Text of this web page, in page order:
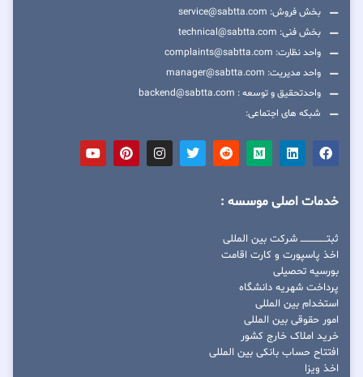
بخش فروش: service@sabtta.com
بخش فنی: technical@sabtta.com
واحد نظارت: complaints@sabtta.com
واحد مدیریت: manager@sabtta.com
واحدتحقیق و توسعه : backend@sabtta.com
شبکه های اجتماعی:
خدمات اصلی موسسه :
ثبتــــــــــــــــ شرکت بین المللی
اخذ پاسپورت و کارت اقامت
بورسیه تحصیلی
پرداخت شهریه دانشگاه
استخدام بین المللی
امور حقوقی بین المللی
خرید املاک خارج کشور
افتتاح حساب بانکی بین المللی
اخذ ویزا